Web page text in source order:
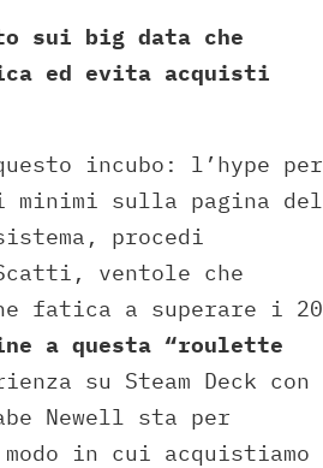
sui big data che
ed evita acquisti
incubo: l’hype per
sulla pagina del
procedi
ventole che
fatica a superare i 20
a questa “roulette
su Steam Deck con
Newell sta per
in cui acquistiamo